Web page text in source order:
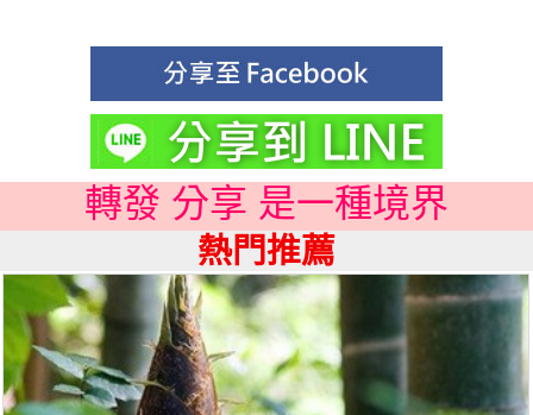
轉發 分享 是一種境界
熱門推薦